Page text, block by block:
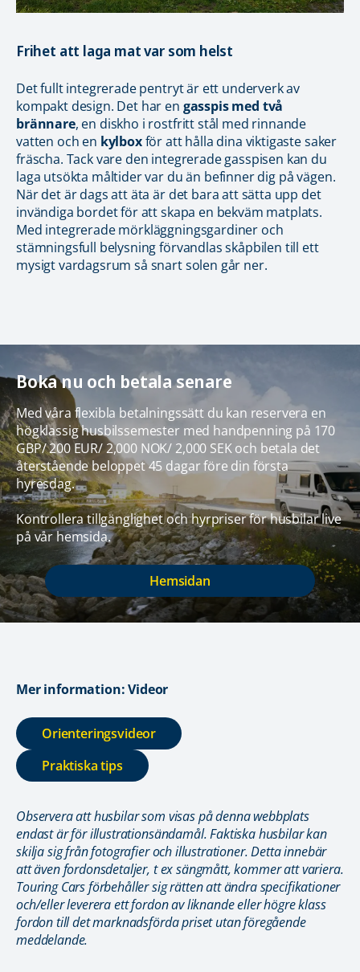
Frihet att laga mat var som helst
Det fullt integrerade pentryt är ett underverk av
kompakt design. Det har en gasspis med två
brännare, en diskho i rostfritt stål med rinnande
vatten och en kylboxför att hålla dina viktigaste saker
fräscha. Tack vare den integrerade gasspisen kan du
laga utsökta måltider var du än befinner dig på vägen.
När det är dags att äta är det bara att sätta upp det
invändiga bordet för att skapa en bekväm matplats.
Med integrerade mörkläggningsgardiner och
stämningsfull belysning förvandlas skåpbilen till ett
mysigt vardagsrum så snart solen går ner.
Boka nu och betala senare
Med våra flexibla betalningssätt du kan reservera en
högklassig husbilssemester med handpenning på 170
GBP/ 200 EUR/ 2,000 NOK/ 2,000 SEK och betala det
återstående beloppet 45 dagar före din första
hyresdag.
Kontrollera tillgänglighet och hyrpriser för husbilar live
på vår hemsida.
Hemsidan
Mer information: Videor
Orienteringsvideor
Praktiska tips
Observera att husbilar som visas på denna webbplats
endast är för illustrationsändamål. Faktiska husbilar kan
skilja sig från fotografier och illustrationer. Detta innebär
att även fordonsdetaljer, t ex sängmått, kommer att variera.
Touring Cars förbehåller sig rätten att ändra specifikationer
och/eller leverera ett fordon av liknande eller högre klass
fordon till det marknadsförda priset utan föregående
meddelande.